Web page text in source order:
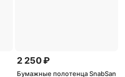
2 250 ₽
Бумажные полотенца SnabSan